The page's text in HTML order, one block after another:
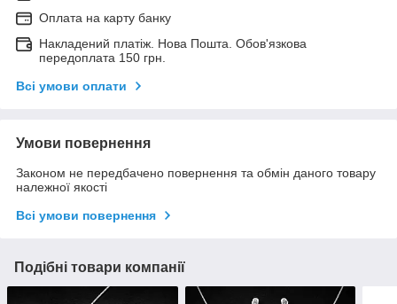
Оплата на карту банку
Накладений платіж. Нова Пошта. Обов'язкова
передоплата 150 грн.
Всі умови оплати
Умови повернення
Законом не передбачено повернення та обмін даного товару
належної якості
Всі умови повернення
Подібні товари компанії